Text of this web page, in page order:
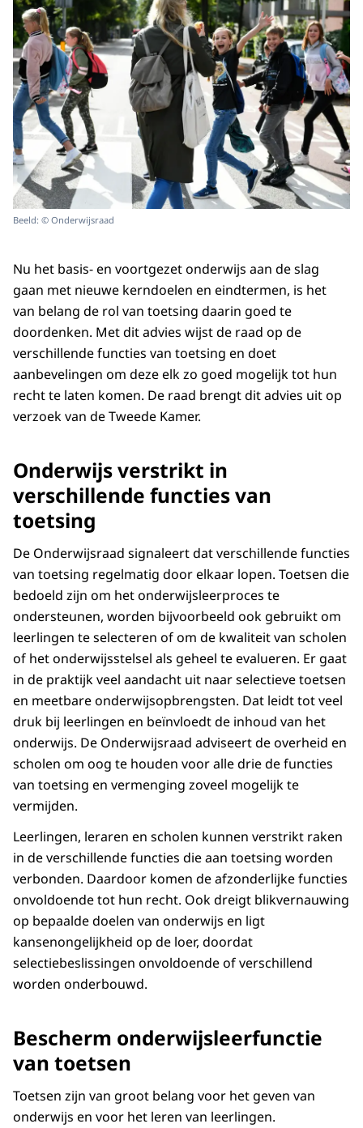
Beeld: © Onderwijsraad
Nu het basis- en voortgezet onderwijs aan de slag
gaan met nieuwe kerndoelen en eindtermen, is het
van belang de rol van toetsing daarin goed te
doordenken. Met dit advies wijst de raad op de
verschillende functies van toetsing en doet
aanbevelingen om deze elk zo goed mogelijk tot hun
recht te laten komen. De raad brengt dit advies uit op
verzoek van de Tweede Kamer.
Onderwijs verstrikt in
verschillende functies van
toetsing
De Onderwijsraad signaleert dat verschillende functies
van toetsing regelmatig door elkaar lopen. Toetsen die
bedoeld zijn om het onderwijsleerproces te
ondersteunen, worden bijvoorbeeld ook gebruikt om
leerlingen te selecteren of om de kwaliteit van scholen
of het onderwijsstelsel als geheel te evalueren. Er gaat
in de praktijk veel aandacht uit naar selectieve toetsen
en meetbare onderwijsopbrengsten. Dat leidt tot veel
druk bij leerlingen en beïnvloedt de inhoud van het
onderwijs. De Onderwijsraad adviseert de overheid en
scholen om oog te houden voor alle drie de functies
van toetsing en vermenging zoveel mogelijk te
vermijden.
Leerlingen, leraren en scholen kunnen verstrikt raken
in de verschillende functies die aan toetsing worden
verbonden. Daardoor komen de afzonderlijke functies
onvoldoende tot hun recht. Ook dreigt blikvernauwing
op bepaalde doelen van onderwijs en ligt
kansenongelijkheid op de loer, doordat
selectiebeslissingen onvoldoende of verschillend
worden onderbouwd.
Bescherm onderwijsleerfunctie
van toetsen
Toetsen zijn van groot belang voor het geven van
onderwijs en voor het leren van leerlingen.